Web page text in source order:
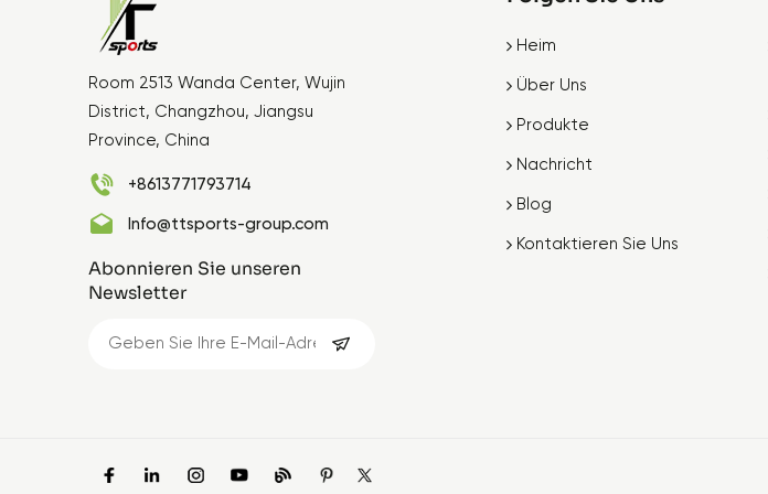
Room 2513 Wanda Center, Wujin
District, Changzhou, Jiangsu
Province, China
+8613771793714
Info@ttsports-group.com
Abonnieren Sie unseren
Newsletter
Heim
Über Uns
Produkte
Nachricht
Blog
Kontaktieren Sie Uns